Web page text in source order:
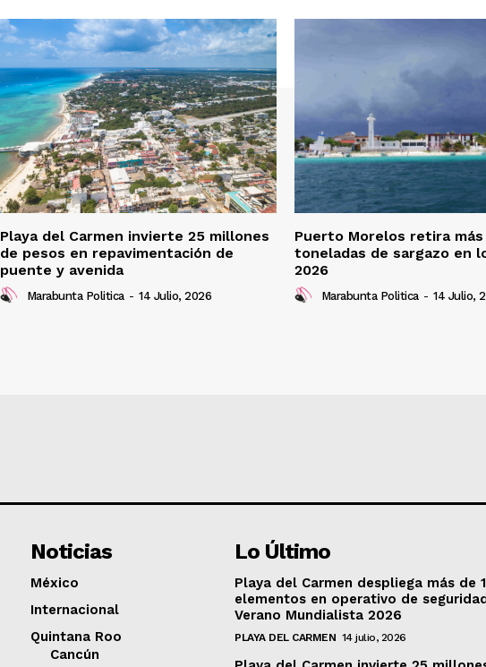
Playa del Carmen invierte 25 millones
de pesos en repavimentación de
puente y avenida
Marabunta Politica - 14 Julio, 2026
Puerto Morelos retira
toneladas de sargazo en
2026
Marabunta Politica - 14 Julio,
Noticias
México
Internacional
Quintana Roo
Cancún
Lo Último
Playa del Carmen despliega más de
elementos en operativo de
Verano Mundialista 2026
PLAYA DEL CARMEN 14 julio, 2026